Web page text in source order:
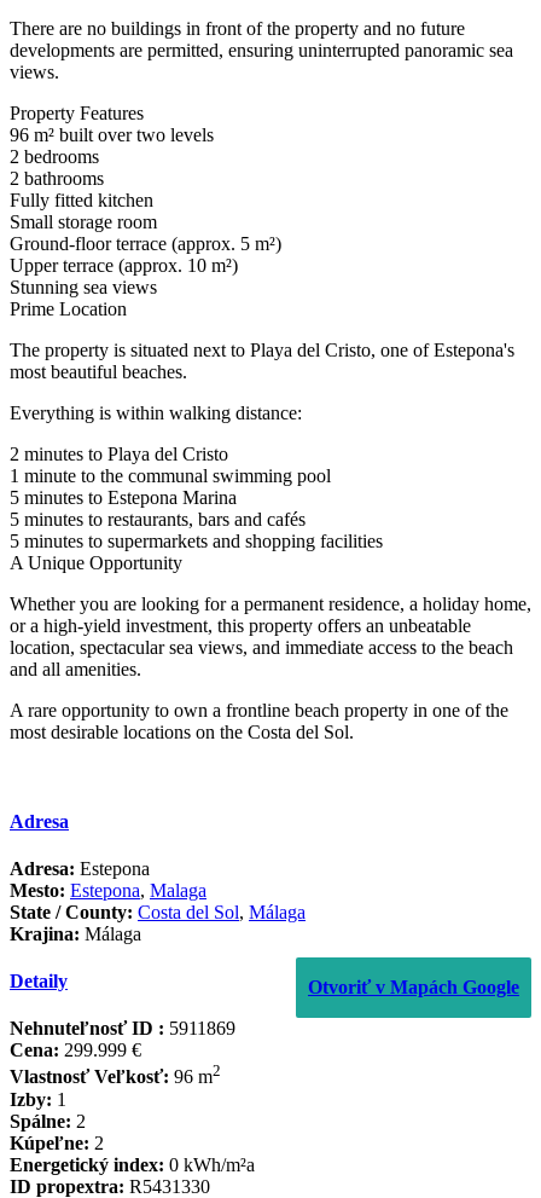
There are no buildings in front of the property and no future
developments are permitted, ensuring uninterrupted panoramic sea
views.
Property Features
96 m² built over two levels
2 bedrooms
2 bathrooms
Fully fitted kitchen
Small storage room
Ground-floor terrace (approx. 5 m²)
Upper terrace (approx. 10 m²)
Stunning sea views
Prime Location
The property is situated next to Playa del Cristo, one of Estepona's
most beautiful beaches.
Everything is within walking distance:
2 minutes to Playa del Cristo
1 minute to the communal swimming pool
5 minutes to Estepona Marina
5 minutes to restaurants, bars and cafés
5 minutes to supermarkets and shopping facilities
A Unique Opportunity
Whether you are looking for a permanent residence, a holiday home,
or a high-yield investment, this property offers an unbeatable
location, spectacular sea views, ‌and ‌immediate ‌access ‌to ‌the beach
‌and ‌all amenities.
A ‌rare opportunity ‌to own a ‌frontline ‌beach ‌property in one ‌of ‌the
most desirable ‌locations ‌on ‌the ‌Costa ‌del ‌Sol.
Adresa
Adresa: Estepona
Mesto: Estepona, Malaga
State / County: Costa del Sol, Málaga
Krajina: Málaga
Otvoriť v Mapách Google
Detaily
Nehnuteľnosť ID : 5911869
Cena: 299.999 €
Vlastnosť Veľkosť: 96 m2
Izby: 1
Spálne: 2
Kúpeľne: 2
Energetický index: 0 kWh/m²a
ID propextra: R5431330